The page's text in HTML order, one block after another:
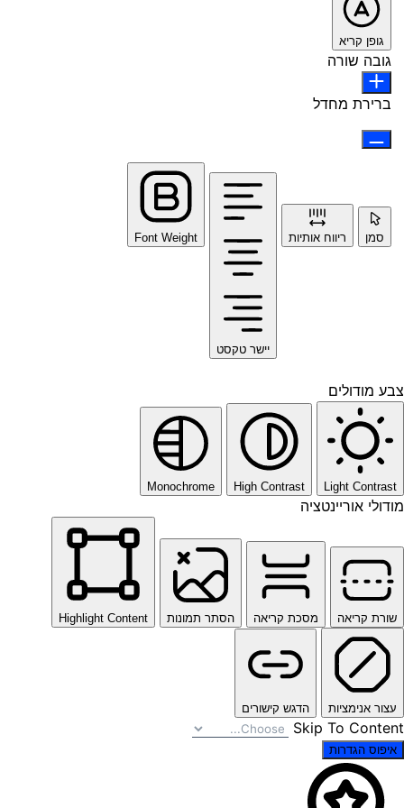
גופן קריא
גובה שורה
ברירת מחדל
סמן ריווח אותיות
יישר טקסט
Font Weight
צבע מודולים
Light Contrast
High Contrast
Monochrome
מודולי אוריינטציה
שורת קריאה מסכת קריאה הסתר תמונות Highlight Content
עצור אנימציות הדגש קישורים
Skip To Content
איפוס הגדרות